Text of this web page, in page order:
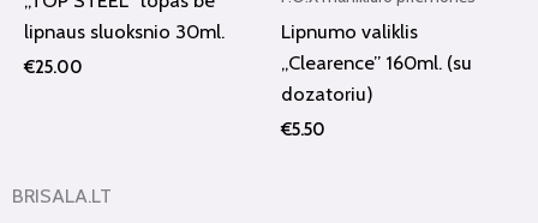
lipnaus sluoksnio 30ml.
€25.00
Lipnumo valiklis
„Clearence” 160ml. (su
dozatoriu)
€5.50
BRISALA.LT